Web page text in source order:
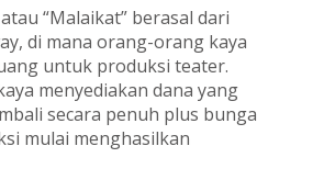
“Malaikat” berasal dari
di mana orang-orang kaya
untuk produksi teater.
menyediakan dana yang
secara penuh plus bunga
mulai menghasilkan